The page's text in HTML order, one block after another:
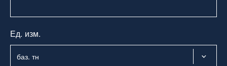
Ед. изм.